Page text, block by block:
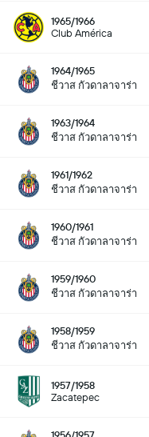
1965/1966
Club América
1964/1965
ชีวาส กัวดาลาจาร่า
1963/1964
ชีวาส กัวดาลาจาร่า
1961/1962
ชีวาส กัวดาลาจาร่า
1960/1961
ชีวาส กัวดาลาจาร่า
1959/1960
ชีวาส กัวดาลาจาร่า
1958/1959
ชีวาส กัวดาลาจาร่า
1957/1958
Zacatepec